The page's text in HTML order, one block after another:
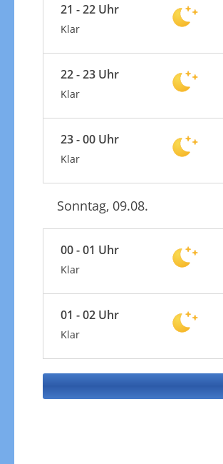
21 - 22 Uhr
Klar
22 - 23 Uhr
Klar
23 - 00 Uhr
Klar
Sonntag, 09.08.
00 - 01 Uhr
Klar
01 - 02 Uhr
Klar